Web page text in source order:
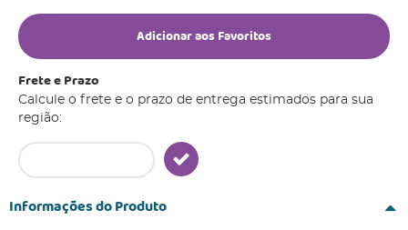
Adicionar aos Favoritos
Frete e Prazo
Calcule o frete e o prazo de entrega estimados para sua
região:
Informações do Produto